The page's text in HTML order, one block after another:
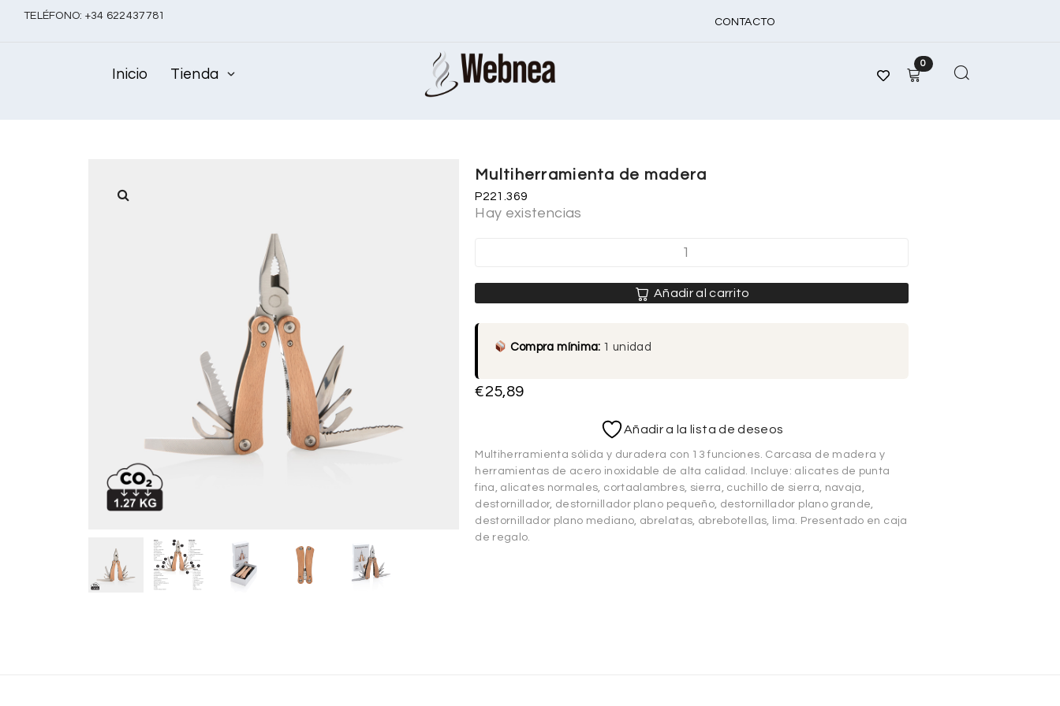
TELÉFONO: +34 622437781
CONTACTO
Inicio Tienda
0
Multiherramienta de madera
P221.369
Hay existencias
Añadir al carrito
Compra mínima: 1 unidad
€25,89
Añadir a la lista de deseos
Multiherramienta sólida y duradera con 13 funciones. Carcasa de madera y
herramientas de acero inoxidable de alta calidad. Incluye: alicates de punta
fina, alicates normales, cortaalambres, sierra, cuchillo de sierra, navaja,
destornillador, destornillador plano pequeño, destornillador plano grande,
destornillador plano mediano, abrelatas, abrebotellas, lima. Presentado en caja
de regalo.